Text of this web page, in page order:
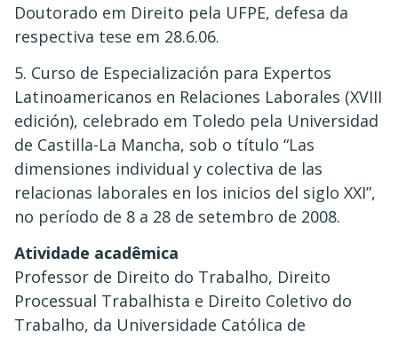
Doutorado em Direito pela UFPE, defesa da
respectiva tese em 28.6.06.
5. Curso de Especialización para Expertos
Latinoamericanos en Relaciones Laborales (XVIII
edición), celebrado em Toledo pela Universidad
de Castilla-La Mancha, sob o título “Las
dimensiones individual y colectiva de las
relacionas laborales en los inicios del siglo XXI”,
no período de 8 a 28 de setembro de 2008.
Atividade acadêmica
Professor de Direito do Trabalho, Direito
Processual Trabalhista e Direito Coletivo do
Trabalho, da Universidade Católica de